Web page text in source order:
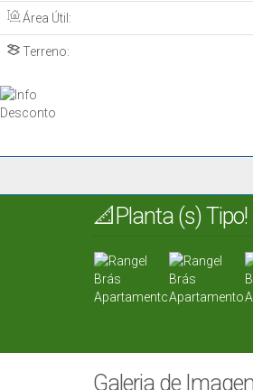
Área Útil:
Terreno:
📐Planta (s)
Galeria de